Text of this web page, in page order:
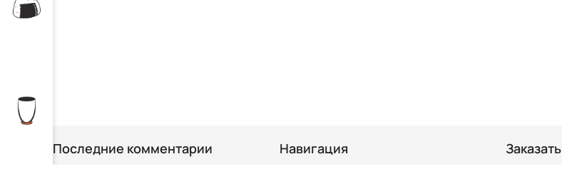
Последние комментарии Навигация Заказать